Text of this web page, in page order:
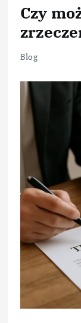
Czy
Blog